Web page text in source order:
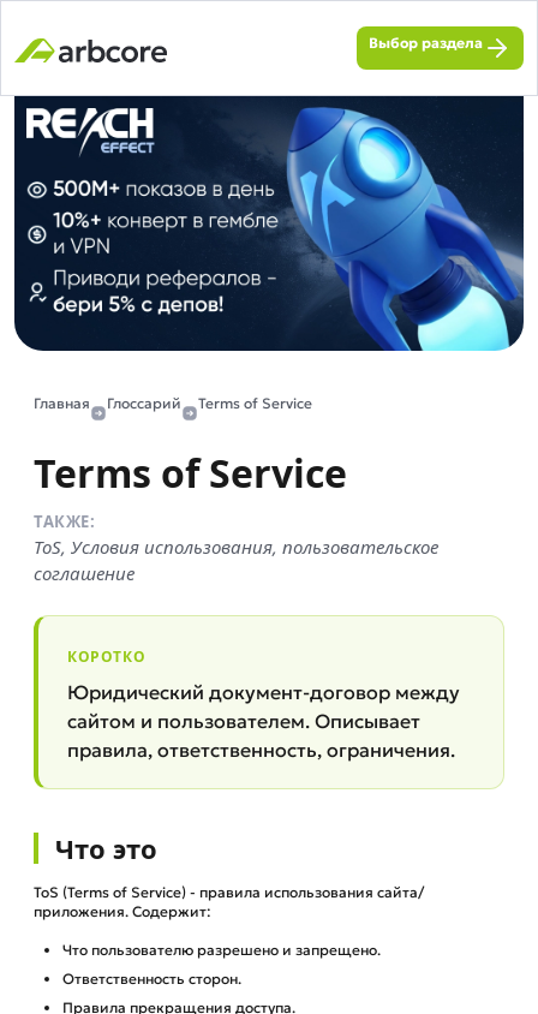
Выбор раздела
Главная Глоссарий Terms of Service
Terms of Service
ТАКЖЕ:
ToS, Условия использования, пользовательское
соглашение
КОРОТКО
Юридический документ-договор между
сайтом и пользователем. Описывает
правила, ответственность, ограничения.
Что это
ToS (Terms of Service) - правила использования сайта/
приложения. Содержит:
Что пользователю разрешено и запрещено.
Ответственность сторон.
Правила прекращения доступа.